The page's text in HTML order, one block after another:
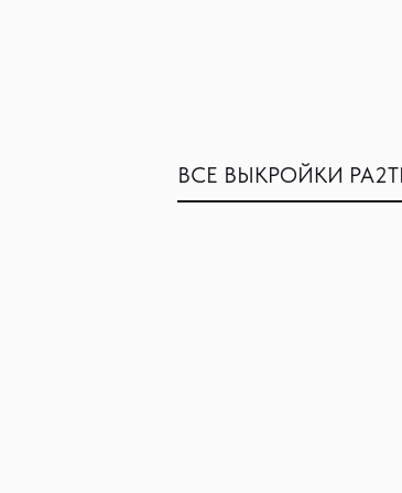
ВСЕ ВЫКРОЙКИ